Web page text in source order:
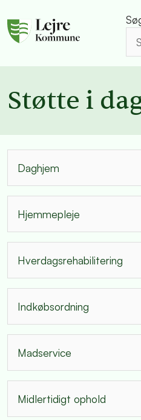
Støtte i
Daghjem
Hjemmepleje
Hverdagsrehabilitering
Indkøbsordning
Madservice
Midlertidigt ophold